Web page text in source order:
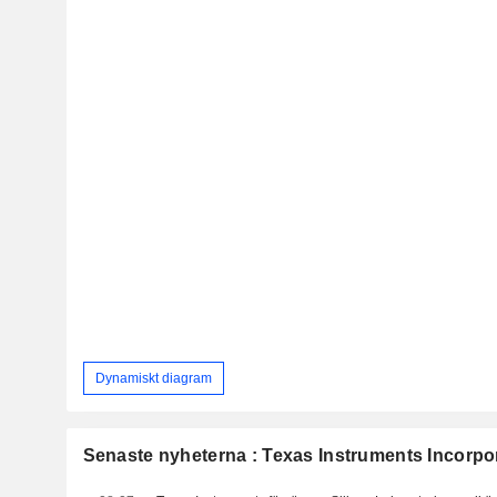
Dynamiskt diagram
Senaste nyheterna : Texas Instruments